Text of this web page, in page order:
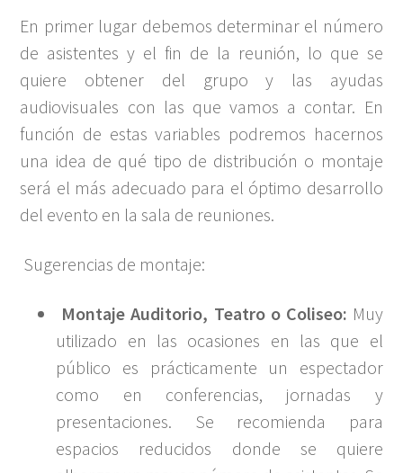
En primer lugar debemos determinar el número
de asistentes y el fin de la reunión, lo que se
quiere obtener del grupo y las ayudas
audiovisuales con las que vamos a contar. En
función de estas variables podremos hacernos
una idea de qué tipo de distribución o montaje
será el más adecuado para el óptimo desarrollo
del evento en la sala de reuniones.
Sugerencias de montaje:
Montaje Auditorio, Teatro o Coliseo: Muy
utilizado en las ocasiones en las que el
público es prácticamente un espectador
como en conferencias, jornadas y
presentaciones. Se recomienda para
espacios reducidos donde se quiere